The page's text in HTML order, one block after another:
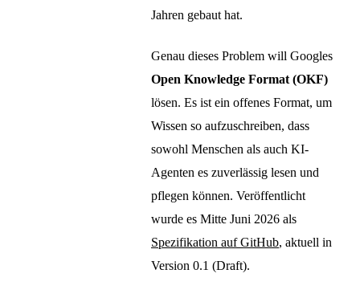
Jahren gebaut hat.
Genau dieses Problem will Googles
Open Knowledge Format (OKF)
lösen. Es ist ein offenes Format, um
Wissen so aufzuschreiben, dass
sowohl Menschen als auch KI-
Agenten es zuverlässig lesen und
pflegen können. Veröffentlicht
wurde es Mitte Juni 2026 als
Spezifikation auf GitHub, aktuell in
Version 0.1 (Draft).